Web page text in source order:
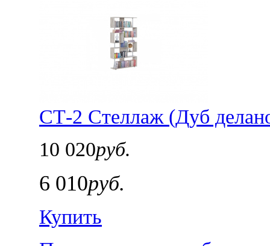
СТ-2 Стеллаж (Дуб
10 020руб.
6 010руб.
Купить